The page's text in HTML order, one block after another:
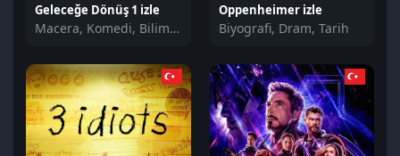
Geleceğe Dönüş 1 izle
Macera, Komedi, Bilim Kurgu
Oppenheimer izle
Biyografi, Dram, Tarih